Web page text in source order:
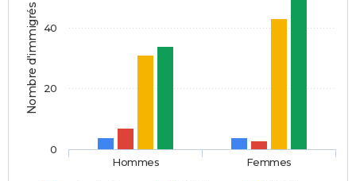
Nombre d'immigrés
Hommes Femmes
0
20
40